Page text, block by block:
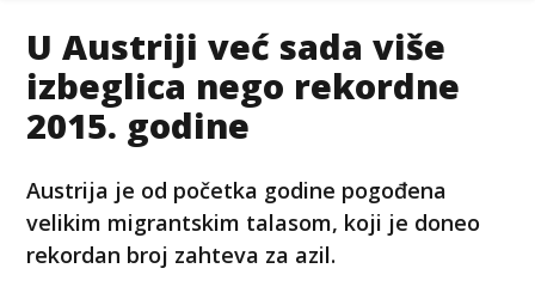
U Austriji već sada više
izbeglica nego rekordne
2015. godine
Austrija je od početka godine pogođena
velikim migrantskim talasom, koji je doneo
rekordan broj zahteva za azil.